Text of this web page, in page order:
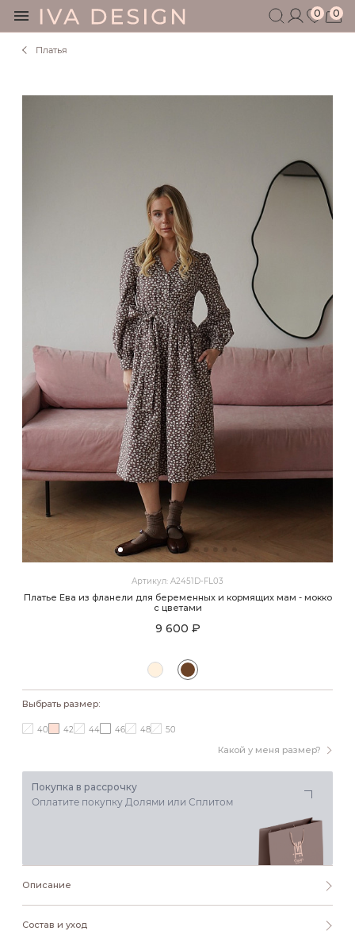
0 0
+7 495 401 6950
Платья
Артикул: A2451D-FL03
Платье Ева из фланели для беременных и кормящих мам - мокко
с цветами
9 600 ₽
Выбрать размер:
Какой у меня размер?
40 42 44 46 48 50
Покупка в рассрочку
Оплатите покупку Долями или Сплитом
Описание
Состав и уход